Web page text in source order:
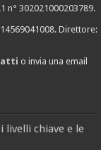
n° 302021000203789.
Direttore:
o invia una email
livelli chiave e le